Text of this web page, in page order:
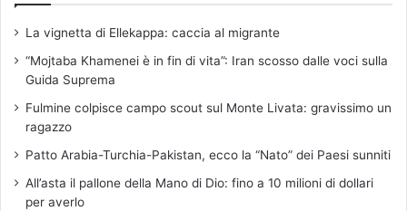
La vignetta di Ellekappa: caccia al migrante
“Mojtaba Khamenei è in fin di vita”: Iran scosso dalle voci sulla
Guida Suprema
Fulmine colpisce campo scout sul Monte Livata: gravissimo un
ragazzo
Patto Arabia-Turchia-Pakistan, ecco la “Nato” dei Paesi sunniti
All’asta il pallone della Mano di Dio: fino a 10 milioni di dollari
per averlo